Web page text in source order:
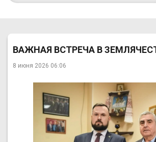
ВАЖНАЯ ВСТРЕЧА В
8 июня 2026 06:06